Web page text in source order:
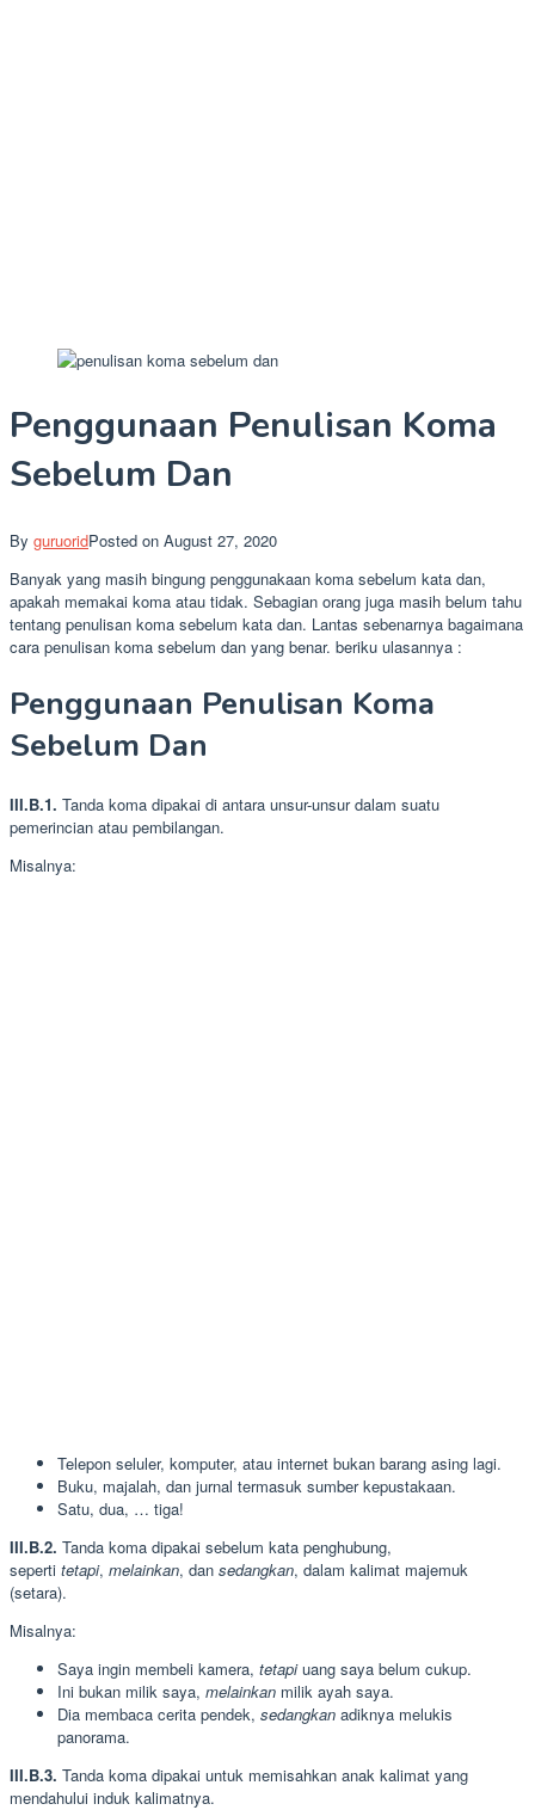
Penggunaan Penulisan Koma
Sebelum Dan
By guruoridPosted on August 27, 2020
Banyak yang masih bingung penggunakaan koma sebelum kata dan,
apakah memakai koma atau tidak. Sebagian orang juga masih belum tahu
tentang penulisan koma sebelum kata dan. Lantas sebenarnya bagaimana
cara penulisan koma sebelum dan yang benar. beriku ulasannya :
Penggunaan Penulisan Koma
Sebelum Dan
III.B.1. Tanda koma dipakai di antara unsur-unsur dalam suatu
pemerincian atau pembilangan.
Misalnya:
Telepon seluler, komputer, atau internet bukan barang asing lagi.
Buku, majalah, dan jurnal termasuk sumber kepustakaan.
Satu, dua, … tiga!
III.B.2. Tanda koma dipakai sebelum kata penghubung,
seperti tetapi, melainkan, dan sedangkan, dalam kalimat majemuk
(setara).
Misalnya:
Saya ingin membeli kamera, tetapiuang saya belum cukup.
Ini bukan milik saya, melainkan milik ayah saya.
Dia membaca cerita pendek, sedangkan adiknya melukis
panorama.
III.B.3. Tanda koma dipakai untuk memisahkan anak kalimat yang
mendahului induk kalimatnya.